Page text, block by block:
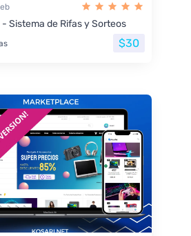
Sistema de Rifas y Sorteos
$30